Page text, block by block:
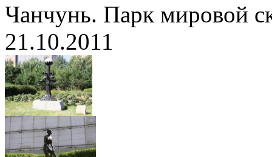
Чанчунь. Парк мировой
21.10.2011